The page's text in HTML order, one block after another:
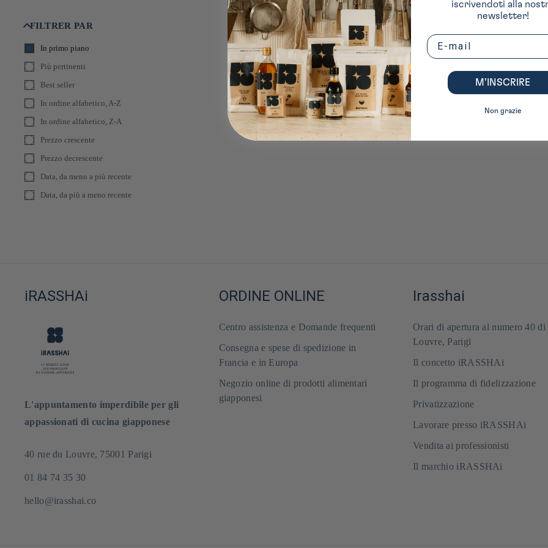
FILTRER PAR
In primo piano
Più pertinenti
Best seller
In ordine alfabetico, A-Z
In ordine alfabetico, Z-A
Prezzo crescente
Prezzo decrescente
Data, da meno a più recente
Data, da più a meno recente
iRASSHAi
L'appuntamento imperdibile per gli
appassionati di cucina giapponese
40 rue du Louvre, 75001 Parigi
01 84 74 35 30
hello@irasshai.co
ORDINE ONLINE
Centro assistenza e Domande frequenti
Consegna e spese di spedizione in
Francia e in Europa
Negozio online di prodotti alimentari
giapponesi
Irasshai
Orari di apertura al numero 40 di
Louvre, Parigi
Il concetto iRASSHAi
Il programma di fidelizzazione
Privatizzazione
Lavorare presso iRASSHAi
Vendita ai professionisti
Il marchio iRASSHAi
iscrivendoti alla
newsletter!
Email
M’INSCRIRE
Non grazie